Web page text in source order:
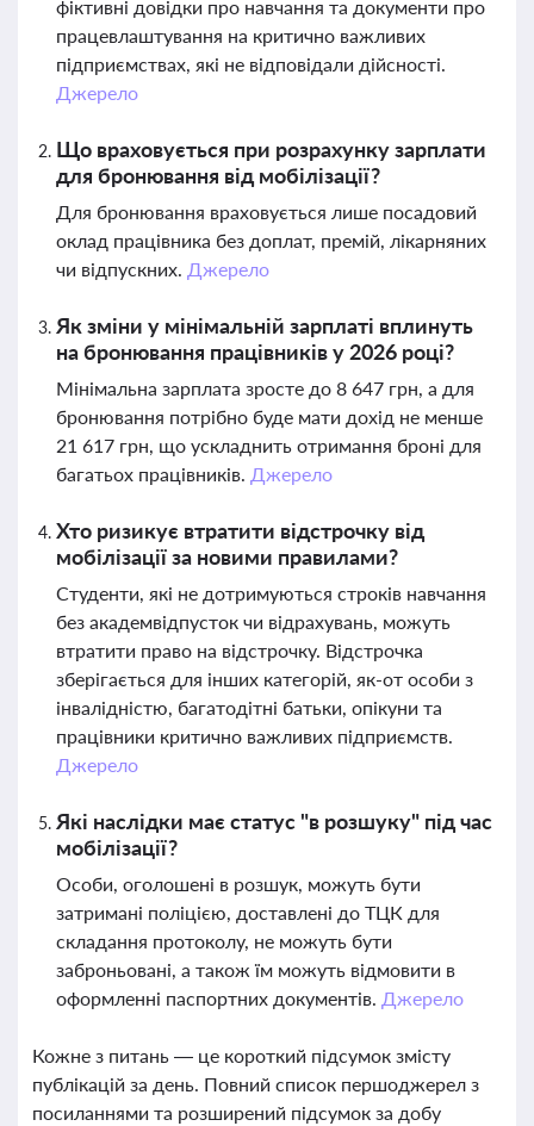
фіктивні довідки про навчання та документи про
працевлаштування на критично важливих
підприємствах, які не відповідали дійсності.
Джерело
Що враховується при розрахунку зарплати
для бронювання від мобілізації?
Для бронювання враховується лише посадовий
оклад працівника без доплат, премій, лікарняних
чи відпускних. Джерело
Як зміни у мінімальній зарплаті вплинуть
на бронювання працівників у 2026 році?
Мінімальна зарплата зросте до 8 647 грн, а для
бронювання потрібно буде мати дохід не менше
21 617 грн, що ускладнить отримання броні для
багатьох працівників. Джерело
Хто ризикує втратити відстрочку від
мобілізації за новими правилами?
Студенти, які не дотримуються строків навчання
без академвідпусток чи відрахувань, можуть
втратити право на відстрочку. Відстрочка
зберігається для інших категорій, як-от особи з
інвалідністю, багатодітні батьки, опікуни та
працівники критично важливих підприємств.
Джерело
Які наслідки має статус "в розшуку" під час
мобілізації?
Особи, оголошені в розшук, можуть бути
затримані поліцією, доставлені до ТЦК для
складання протоколу, не можуть бути
заброньовані, а також їм можуть відмовити в
оформленні паспортних документів. Джерело
Кожне з питань — це короткий підсумок змісту
публікацій за день. Повний список першоджерел з
посиланнями та розширений підсумок за добу